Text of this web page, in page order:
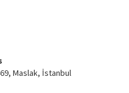
Maslak, İstanbul